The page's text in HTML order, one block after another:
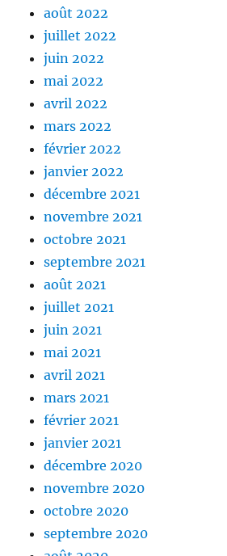
août 2022
juillet 2022
juin 2022
mai 2022
avril 2022
mars 2022
février 2022
janvier 2022
décembre 2021
novembre 2021
octobre 2021
septembre 2021
août 2021
juillet 2021
juin 2021
mai 2021
avril 2021
mars 2021
février 2021
janvier 2021
décembre 2020
novembre 2020
octobre 2020
septembre 2020